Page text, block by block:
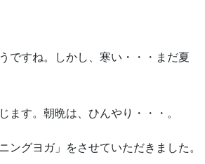
ですね。しかし、寒い・・・まだ夏
ます。朝晩は、ひんやり・・・。
ングヨガ」をさせていただきました。